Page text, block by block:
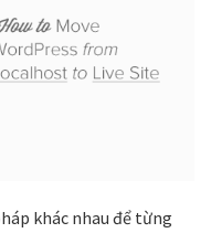
khác nhau để từng